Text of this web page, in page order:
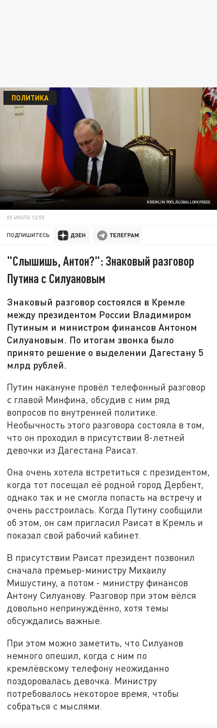
KREMLIN POOL/GLOBALLOOKPRESS
ПОЛИТИКА
05 ИЮЛЯ 13:55
ПОДПИШИТЕСЬ:
"Слышишь, Антон?": Знаковый разговор
Путина с Силуановым
Знаковый разговор состоялся в Кремле
между президентом России Владимиром
Путиным и министром финансов Антоном
Силуановым. По итогам звонка было
принято решение о выделении Дагестану 5
млрд рублей.
Путин накануне провёл телефонный разговор
с главой Минфина, обсудив с ним ряд
вопросов по внутренней политике.
Необычность этого разговора состояла в том,
что он проходил в присутствии 8-летней
девочки из Дагестана Раисат.
Она очень хотела встретиться с президентом,
когда тот посещал её родной город Дербент,
однако так и не смогла попасть на встречу и
очень расстроилась. Когда Путину сообщили
об этом, он сам пригласил Раисат в Кремль и
показал свой рабочий кабинет.
В присутствии Раисат президент позвонил
сначала премьер-министру Михаилу
Мишустину, а потом - министру финансов
Антону Силуанову. Разговор при этом вёлся
довольно непринуждённо, хотя темы
обсуждались важные.
При этом можно заметить, что Силуанов
немного опешил, когда с ним по
кремлёвскому телефону неожиданно
поздоровалась девочка. Министру
потребовалось некоторое время, чтобы
собраться с мыслями.